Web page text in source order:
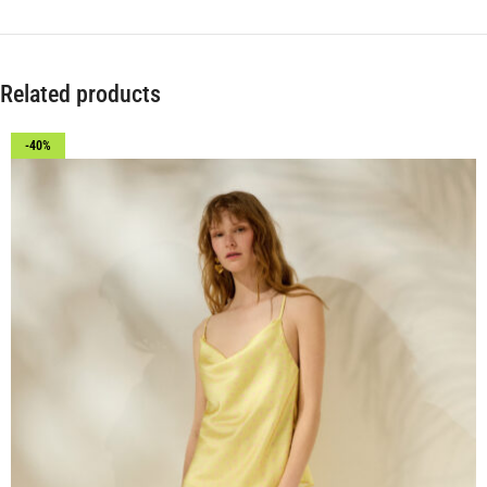
Related products
-40%